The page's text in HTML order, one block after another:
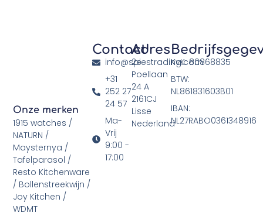
Onze merken
1915 watches /
NATURN /
Maysternya /
Tafelparasol /
Resto Kitchenware
/ Bollenstreekwijn /
Joy Kitchen /
WDMT
Adres
2e
Poellaan
24 A
2161CJ
Lisse
Nederland
Contact
info@spiestrading.com
+31
252 27
24 57
Ma-
Vrij
9:00 -
17:00
KvK: 80868835
BTW:
NL861831603B01
IBAN:
NL27RABO0361348916